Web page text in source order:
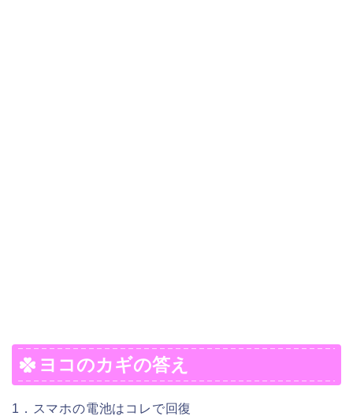
ヨコのカギの答え
1．スマホの電池はコレで回復